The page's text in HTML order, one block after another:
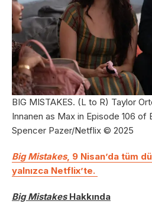
BIG MISTAKES. (L to R) Taylor
Innanen as Max in Episode 106 of
Spencer Pazer/Netflix © 2025
Big Mistakes, 9 Nisan’da tüm
yalnızca Netflix’te.
Big MistakesHakkında